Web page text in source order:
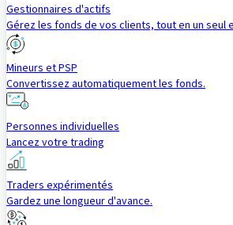
Gestionnaires d'actifs
Gérez les fonds de vos clients, tout en un seul
Mineurs et PSP
Convertissez automatiquement les fonds.
Personnes individuelles
Lancez votre trading
Traders expérimentés
Gardez une longueur d'avance.